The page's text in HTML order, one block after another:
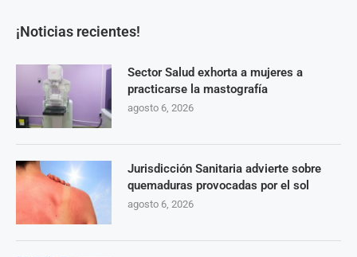
¡Noticias recientes!
Sector Salud exhorta a mujeres a
practicarse la mastografía
agosto 6, 2026
Jurisdicción Sanitaria advierte sobre
quemaduras provocadas por el sol
agosto 6, 2026